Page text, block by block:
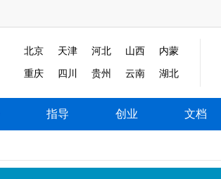
北京 天津 河北 山西 内蒙
重庆 四川 贵州 云南 湖北
指导 创业 文档